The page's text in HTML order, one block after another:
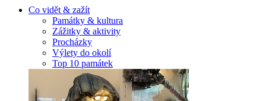
Co vidět & zažít
Památky & kultura
Zážitky & aktivity
Procházky
Výlety do okolí
Top 10 památek